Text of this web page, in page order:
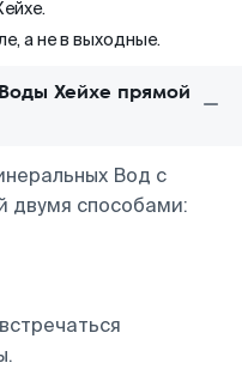
а не в выходные.
Хейхе прямой
Вод с
двумя способами: